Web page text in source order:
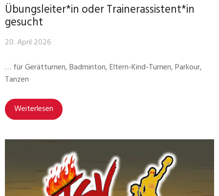
Übungsleiter*in oder Trainerassistent*in
gesucht
20. April 2026
… für Gerätturnen, Badminton, Eltern-Kind-Turnen, Parkour,
Tanzen
Weiterlesen